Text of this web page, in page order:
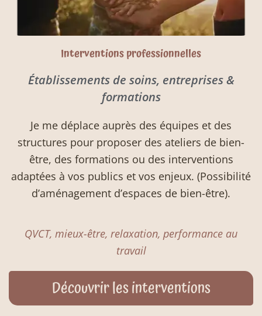
Interventions professionnelles
Établissements de soins, entreprises &
formations
Je me déplace auprès des équipes et des
structures pour proposer des ateliers de bien-
être, des formations ou des interventions
adaptées à vos publics et vos enjeux. (Possibilité
d’aménagement d’espaces de bien-être).
QVCT, mieux-être, relaxation, performance au
travail
Découvrir les interventions